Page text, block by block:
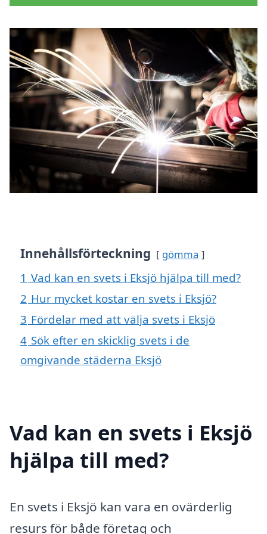
Innehållsförteckning gömma
1 Vad kan en svets i Eksjö hjälpa till med?
2 Hur mycket kostar en svets i Eksjö?
3 Fördelar med att välja svets i Eksjö
4 Sök efter en skicklig svets i de
omgivande städerna Eksjö
Vad kan en svets i Eksjö
hjälpa till med?
En svets i Eksjö kan vara en ovärderlig
resurs för både företag och